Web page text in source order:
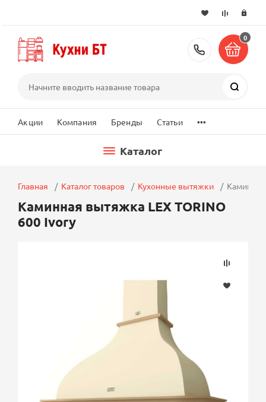
+7 (495)
0
Акции Компания Бренды Статьи ...
Каталог
Главная Каталог товаров Кухонные вытяжки
Каминная вытяжка LEX TORINO
600 Ivory